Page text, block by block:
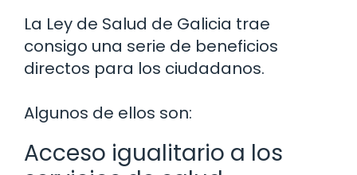
La Ley de Salud de Galicia trae
consigo una serie de beneficios
directos para los ciudadanos.
Algunos de ellos son:
Acceso igualitario a los